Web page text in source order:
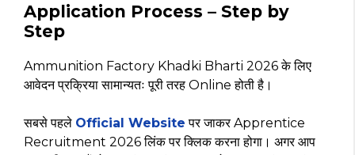
Application Process – Step by
Step
Ammunition Factory Khadki Bharti 2026 के लिए
आवेदन प्रक्रिया सामान्यतः पूरी तरह Online होती है।
सबसे पहले Official Website पर जाकर Apprentice
Recruitment 2026 लिंक पर क्लिक करना होगा। अगर आप